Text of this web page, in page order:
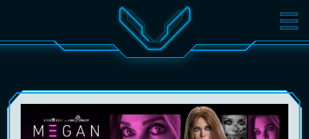
FILMID PILETID
KONVERENTS V-KLUBI